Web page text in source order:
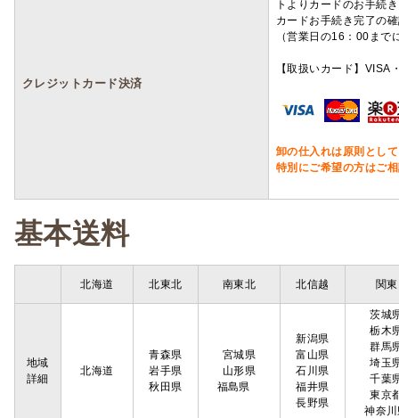
クレジットカード決済
トよりカードのお手続
カードお手続き完了の
（営業日の16：00ま
【取扱いカード】
卸の仕入れは原則とし
特別にご希望の方はご
基本送料
北海道 北東北 南東北 北信越 関東
地域
詳細
北海道
青森県
岩手県
秋田県
宮城県
山形県
福島県
新潟県
富山県
石川県
福井県
長野県
茨城
栃木
群馬
埼玉
千葉
東京
神奈